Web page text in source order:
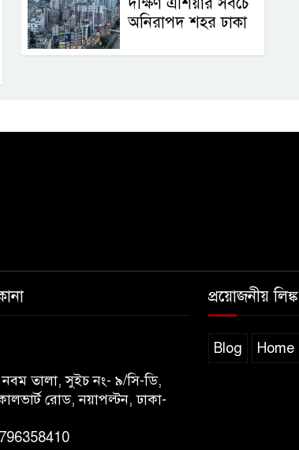
অনিরাপদ শহর ঢাকা
তালা, সুইচ নং- ৯/সি-ডি,
রোড, নয়াপল্টন, ঢাকা-
প্রয়োজনীয় লিঙ্ক
Blog Home